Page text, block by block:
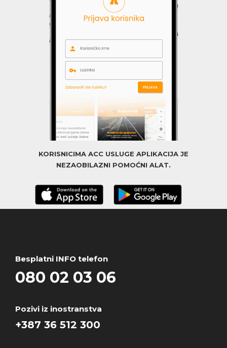
KORISNICIMA ACC USLUGE APLIKACIJA JE
NEZAOBILAZNI POMOĆNI ALAT.
Besplatni INFO telefon
080 02 03 06
Pozivi iz inostranstva
+387 36 512 300